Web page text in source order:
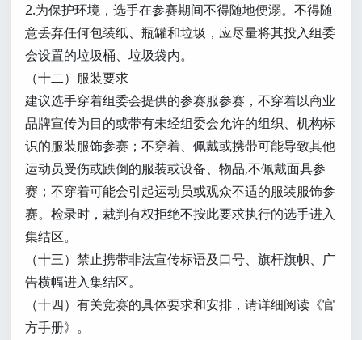
2.为保护环境，选手在参赛期间不得随地便溺。不得随
意丢弃任何包装纸、瓶罐和垃圾，应尽量将其投入组委
会设置的垃圾桶、垃圾袋内。
（十二）服装要求
建议选手穿着组委会提供的参赛服参赛，不穿着以商业
品牌宣传为目的或带有未经组委会允许的组织、机构标
识的服装服饰参赛；不穿着、佩戴或携带可能导致其他
运动员受伤或跌倒的服装或设备、物品,不佩戴面具参
赛；不穿着可能会引起运动员或观众不适的服装服饰参
赛。检录时，裁判有权拒绝不按此要求执行的选手进入
集结区。
（十三）禁止携带非法宣传标语及口号、旗杆旗帜、广
告横幅进入集结区。
（十四）有关竞赛的具体要求和安排，请详细阅读《官
方手册》。